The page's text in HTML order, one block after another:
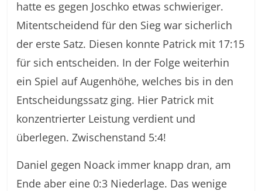
hatte es gegen Joschko etwas schwieriger.
Mitentscheidend für den Sieg war sicherlich
der erste Satz. Diesen konnte Patrick mit 17:15
für sich entscheiden. In der Folge weiterhin
ein Spiel auf Augenhöhe, welches bis in den
Entscheidungssatz ging. Hier Patrick mit
konzentrierter Leistung verdient und
überlegen. Zwischenstand 5:4!
Daniel gegen Noack immer knapp dran, am
Ende aber eine 0:3 Niederlage. Das wenige